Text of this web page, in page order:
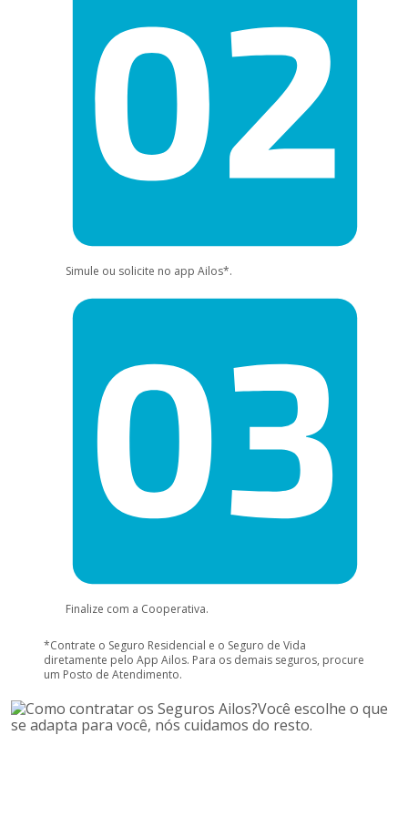
Simule ou solicite no app Ailos*.
Finalize com a Cooperativa.
*Contrate o Seguro Residencial e o Seguro de Vida
diretamente pelo App Ailos. Para os demais seguros, procure
um Posto de Atendimento.